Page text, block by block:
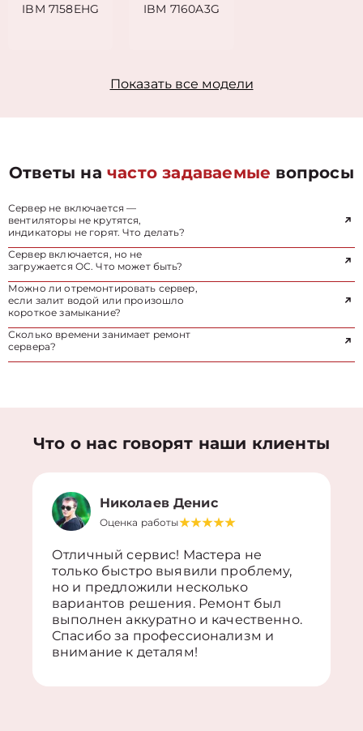
IBM 7158EHG IBM 7160A3G
Показать все модели
Ответы начасто задаваемые вопросы
Сервер не включается —
вентиляторы не крутятся,
индикаторы не горят. Что делать?
Сервер включается, но не
загружается ОС. Что может быть?
Можно ли отремонтировать сервер,
если залит водой или произошло
короткое замыкание?
Сколько времени занимает ремонт
сервера?
Что о нас говорят наши клиенты
Николаев Денис
Оценка работы
Отличный сервис! Мастера не
только быстро выявили проблему,
но и предложили несколько
вариантов решения. Ремонт был
выполнен аккуратно и качественно.
Спасибо за профессионализм и
внимание к деталям!